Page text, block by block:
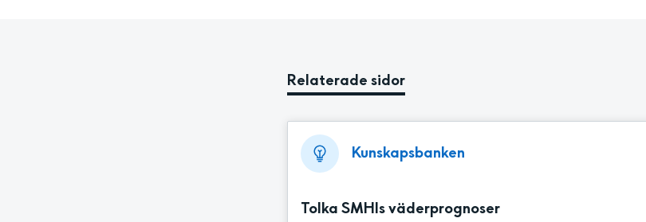
Relaterade sidor
Kunskapsbanken
Tolka SMHIs väderprognoser